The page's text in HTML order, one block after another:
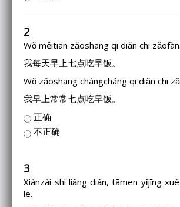
2
Wǒ měitiān zǎoshang qī diǎn chī zǎofàn.
我每天早上七点吃早饭。
Wǒ zǎoshang chángcháng qī diǎn chī
我早上常常七点吃早饭。
正确
不正确
3
Xiànzài shì liǎng diǎn, tāmen yǐjīng
le.